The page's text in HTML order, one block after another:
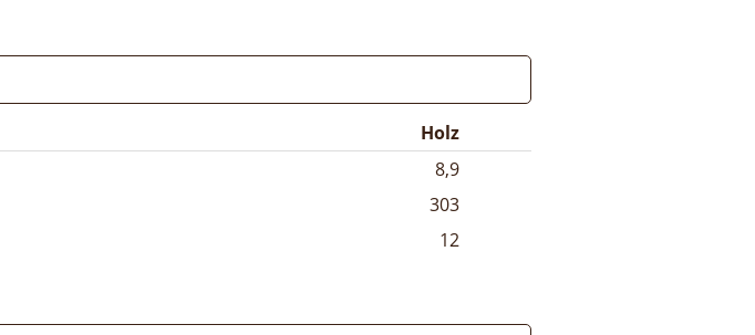
Holz
8,9
303
12